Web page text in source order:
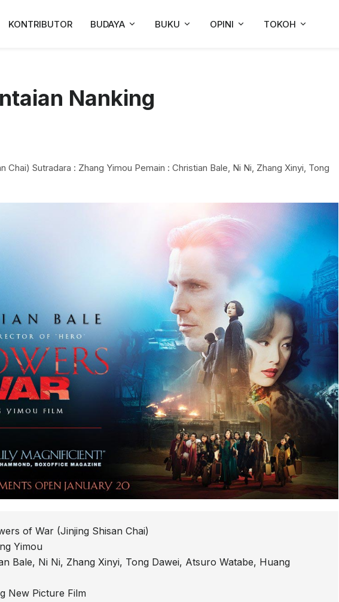
KONTRIBUTOR BUDAYA BUKU OPINI TOKOH
Nanking
Chai) Sutradara : Zhang Yimou Pemain : Christian Bale, Ni Ni, Zhang Xinyi, Tong
of War (Jinjing Shisan Chai)
Yimou
Bale, Ni Ni, Zhang Xinyi, Tong Dawei, Atsuro Watabe, Huang
New Picture Film